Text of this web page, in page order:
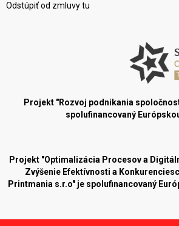
Odstúpiť od zmluvy tu
Projekt "Rozvoj podnikania
spolufinancovaný
Projekt "Optimalizácia Procesov a
Zvýšenie Efektívnosti a
Printmania s.r.o" je spolufinancovaný